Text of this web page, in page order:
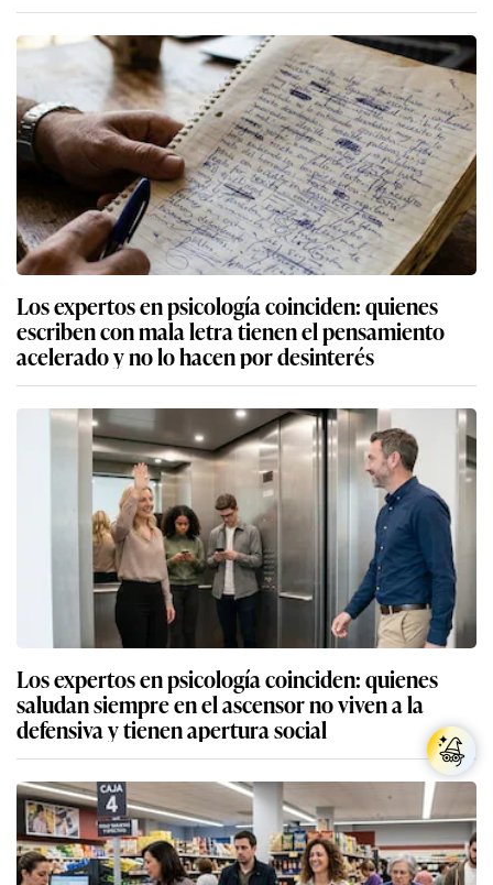
Los expertos en psicología coinciden: quienes
escriben con mala letra tienen el pensamiento
acelerado y no lo hacen por desinterés
Los expertos en psicología coinciden: quienes
saludan siempre en el ascensor no viven a la
defensiva y tienen apertura social